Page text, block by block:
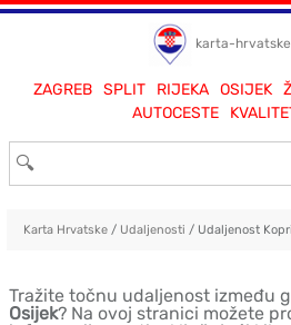
karta-
ZAGREB SPLIT RIJEKA OSIJEK
AUTOCESTE
Karta Hrvatske/ Udaljenosti / Udaljenost
Tražite točnu udaljenost između
Osijek? Na ovoj stranici možete